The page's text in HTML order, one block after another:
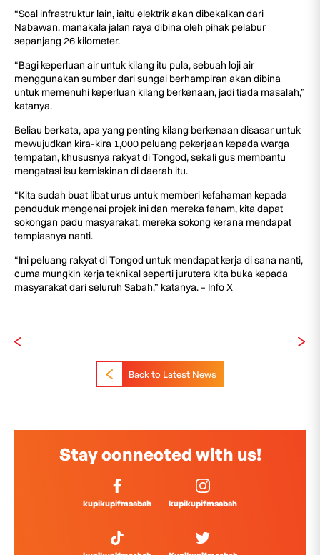
“Soal infrastruktur lain, iaitu elektrik akan dibekalkan dari
Nabawan, manakala jalan raya dibina oleh pihak pelabur
sepanjang 26 kilometer.
“Bagi keperluan air untuk kilang itu pula, sebuah loji air
menggunakan sumber dari sungai berhampiran akan dibina
untuk memenuhi keperluan kilang berkenaan, jadi tiada masalah,”
katanya.
Beliau berkata, apa yang penting kilang berkenaan disasar untuk
mewujudkan kira-kira 1,000 peluang pekerjaan kepada warga
tempatan, khususnya rakyat di Tongod, sekali gus membantu
mengatasi isu kemiskinan di daerah itu.
“Kita sudah buat libat urus untuk memberi kefahaman kepada
penduduk mengenai projek ini dan mereka faham, kita dapat
sokongan padu masyarakat, mereka sokong kerana mendapat
tempiasnya nanti.
“Ini peluang rakyat di Tongod untuk mendapat kerja di sana nanti,
cuma mungkin kerja teknikal seperti jurutera kita buka kepada
masyarakat dari seluruh Sabah,” katanya. – Info X
Back to Latest News
Stay connected with us!
kupikupifmsabah kupikupifmsabah